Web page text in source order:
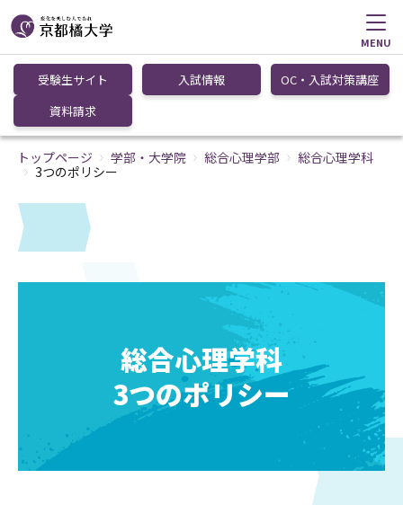
MENU
受験生サイト 入試情報
OC・入試対策講座
資料請求
トップページ 学部・大学院 総合心理学部
総合心理学科
3つのポリシー
総合心理学科
3つのポリシー